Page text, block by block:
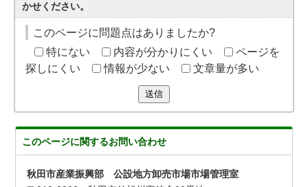
かせください。
このページに問題点はありましたか?
特にない
内容が分かりにくい
ページを
探しにくい
情報が少ない 文章量が多い
送信
このページに関するお問い合わせ
秋田市産業振興部 公設地方卸売市場市場管理室